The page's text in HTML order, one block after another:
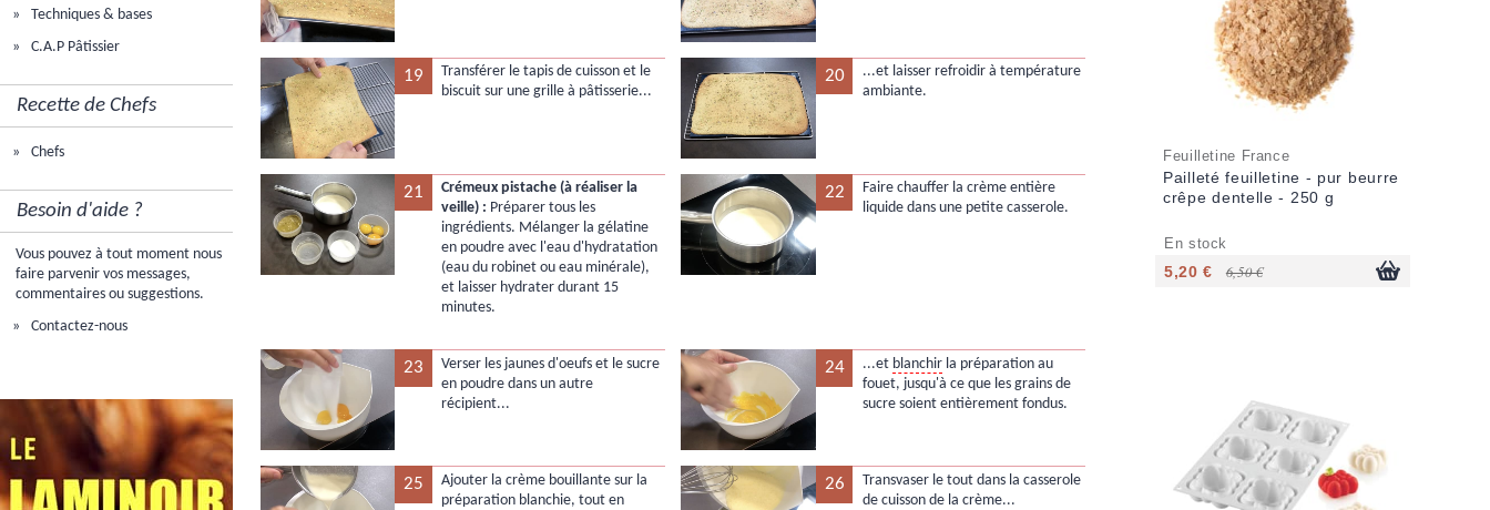
Techniques & bases
C.A.P Pâtissier
Recette de Chefs
Chefs
Besoin d'aide ?
Vous pouvez à tout moment nous
faire parvenir vos messages,
commentaires ou suggestions.
Contactez-nous
Feuilletine France
Pailleté feuilletine - pur beurre
crêpe dentelle - 250 g
En stock
5,20 € 6,50 €
19
Transférer le tapis de cuisson et le
biscuit sur une grille à pâtisserie...
20
...et laisser refroidir à température
ambiante.
21
Crémeux pistache (à réaliser la
veille) : Préparer tous les
ingrédients. Mélanger la gélatine
en poudre avec l'eau d'hydratation
(eau du robinet ou eau minérale),
et laisser hydrater durant 15
minutes.
22
Faire chauffer la crème entière
liquide dans une petite casserole.
23
Verser les jaunes d'oeufs et le sucre
en poudre dans un autre
récipient...
24 ...et blanchirla préparation au
fouet, jusqu'à ce que les grains de
sucre soient entièrement fondus.
25
Ajouter la crème bouillante sur la
préparation blanchie, tout en
26
Transvaser le tout dans la casserole
de cuisson de la crème...